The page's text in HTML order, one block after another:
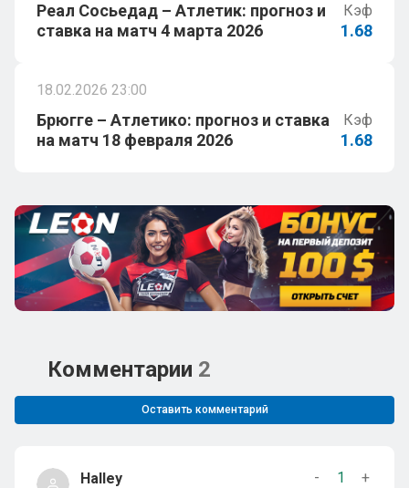
Реал Сосьедад – Атлетик: прогноз и
ставка на матч 4 марта 2026
Кэф
1.68
18.02.2026 23:00
Брюгге – Атлетико: прогноз и ставка
на матч 18 февраля 2026
Кэф
1.68
Комментарии 2
Оставить комментарий
Halley - 1
+